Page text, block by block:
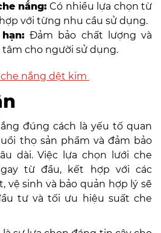
nắng: Có nhiều lựa chọn từ
với từng nhu cầu sử dụng.
Đảm bảo chất lượng và
tâm cho người sử dụng.
che nắng dệt kim
đúng cách là yếu tố quan
thọ sản phẩm và đảm bảo
dài. Việc lựa chọn lưới che
từ đầu, kết hợp với các
vệ sinh và bảo quản hợp lý sẽ
tư và tối ưu hiệu suất che